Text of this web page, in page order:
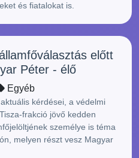
és fiatalokat is.
előtt
Péter - élő
Egyéb
kérdései, a védelmi
frakció jövő kedden
személye is téma
melyen részt vesz Magyar